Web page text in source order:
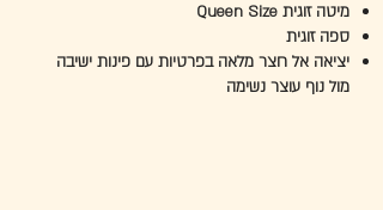
מיטה זוגית Queen Size
ספה זוגית
יציאה אל חצר מלאה בפרטיות עם פינות ישיבה
מול נוף עוצר נשימה